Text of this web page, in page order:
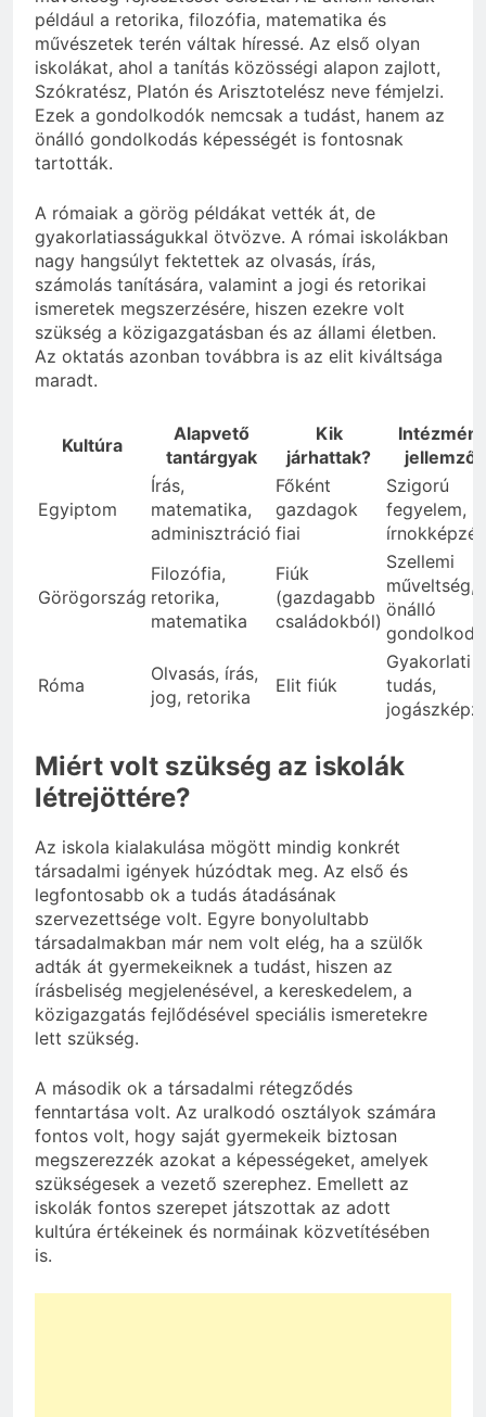
például a retorika, filozófia, matematika és
művészetek terén váltak híressé. Az első olyan
iskolákat, ahol a tanítás közösségi alapon zajlott,
Szókratész, Platón és Arisztotelész neve fémjelzi.
Ezek a gondolkodók nemcsak a tudást, hanem az
önálló gondolkodás képességét is fontosnak
tartották.
A rómaiak a görög példákat vették át, de
gyakorlatiasságukkal ötvözve. A római iskolákban
nagy hangsúlyt fektettek az olvasás, írás,
számolás tanítására, valamint a jogi és retorikai
ismeretek megszerzésére, hiszen ezekre volt
szükség a közigazgatásban és az állami életben.
Az oktatás azonban továbbra is az elit kiváltsága
maradt.
Kultúra
Alapvető
tantárgyak
Kik
járhattak?
jellemzői
Egyiptom
Írás,
matematika,
adminisztráció
Főként
gazdagok
fiai
Szigorú
fegyelem,
írnokképzés
Görögország
Filozófia,
retorika,
matematika
Fiúk
(gazdagabb
családokból)
Szellemi
műveltség,
önálló
Róma
Olvasás, írás,
jog, retorika
Elit fiúk
Gyakorlati
tudás,
Miért volt szükség az iskolák
létrejöttére?
Az iskola kialakulása mögött mindig konkrét
társadalmi igények húzódtak meg. Az első és
legfontosabb ok a tudás átadásának
szervezettsége volt. Egyre bonyolultabb
társadalmakban már nem volt elég, ha a szülők
adták át gyermekeiknek a tudást, hiszen az
írásbeliség megjelenésével, a kereskedelem, a
közigazgatás fejlődésével speciális ismeretekre
lett szükség.
A második ok a társadalmi rétegződés
fenntartása volt. Az uralkodó osztályok számára
fontos volt, hogy saját gyermekeik biztosan
megszerezzék azokat a képességeket, amelyek
szükségesek a vezető szerephez. Emellett az
iskolák fontos szerepet játszottak az adott
kultúra értékeinek és normáinak közvetítésében
is.